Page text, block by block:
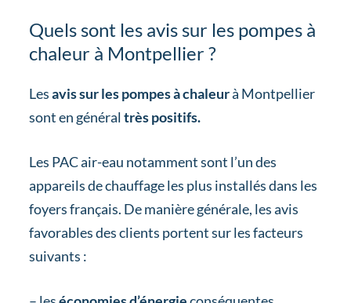
Quels sont les avis sur les pompes à
chaleur à Montpellier ?
Lesavis sur les pompes à chaleurà Montpellier
sont en général très positifs.
Les PAC air-eau notamment sont l’un des
appareils de chauffage les plus installés dans les
foyers français. De manière générale, les avis
favorables des clients portent sur les facteurs
suivants :